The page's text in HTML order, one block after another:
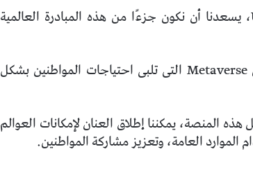
وقال سمير شوهان مدير مركز UNICC: فى مركز UNICC، يسعدنا أن نكون جزءًا من هذه المبادرة العالمية
وأضاف، نعتقد أن هذه المبادرة تسمح لنا باستكشاف حلول Metaverse التى تلبى احتياجات المواطنين بشكل
المنصة، يمكننا إطلاق العنان لإمكانات العوالم
العامة، وتعزيز مشاركة المواطنين.